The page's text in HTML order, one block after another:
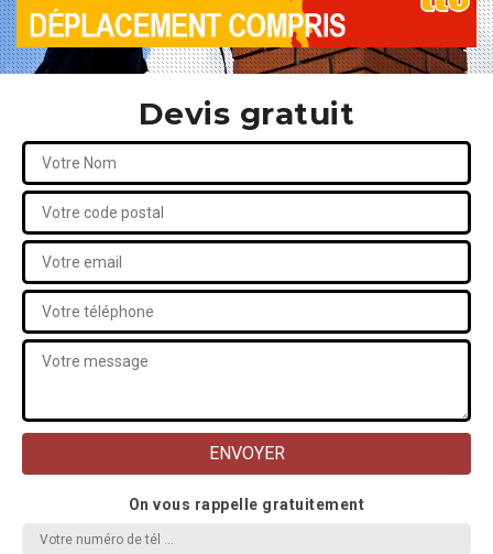
Devis gratuit
On vous rappelle gratuitement